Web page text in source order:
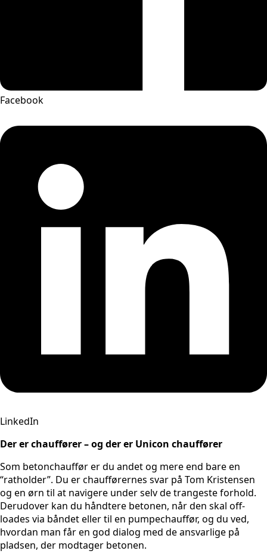
Facebook
LinkedIn
Der er chauffører – og der er Unicon chauffører
Som betonchauffør er du andet og mere end bare en
“ratholder”. Du er chaufførernes svar på Tom Kristensen
og en ørn til at navigere under selv de trangeste forhold.
Derudover kan du håndtere betonen, når den skal off-
loades via båndet eller til en pumpechauffør, og du ved,
hvordan man får en god dialog med de ansvarlige på
pladsen, der modtager betonen.